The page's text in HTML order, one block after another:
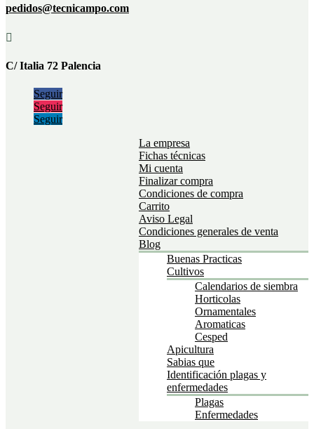
pedidos@tecnicampo.com

C/ Italia 72 Palencia
Seguir
Seguir
Seguir
La empresa
Fichas técnicas
Mi cuenta
Finalizar compra
Condiciones de compra
Carrito
Aviso Legal
Condiciones generales de venta
Blog
Buenas Practicas
Cultivos
Calendarios de siembra
Horticolas
Ornamentales
Aromaticas
Cesped
Apicultura
Sabias que
Identificación plagas y
enfermedades
Plagas
Enfermedades